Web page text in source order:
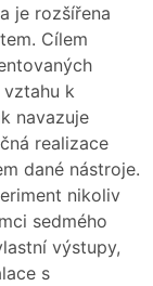
je rozšířena
Cílem
vztahu k
navazuje
realizace
dané nástroje.
nikoliv
sedmého
výstupy,
s